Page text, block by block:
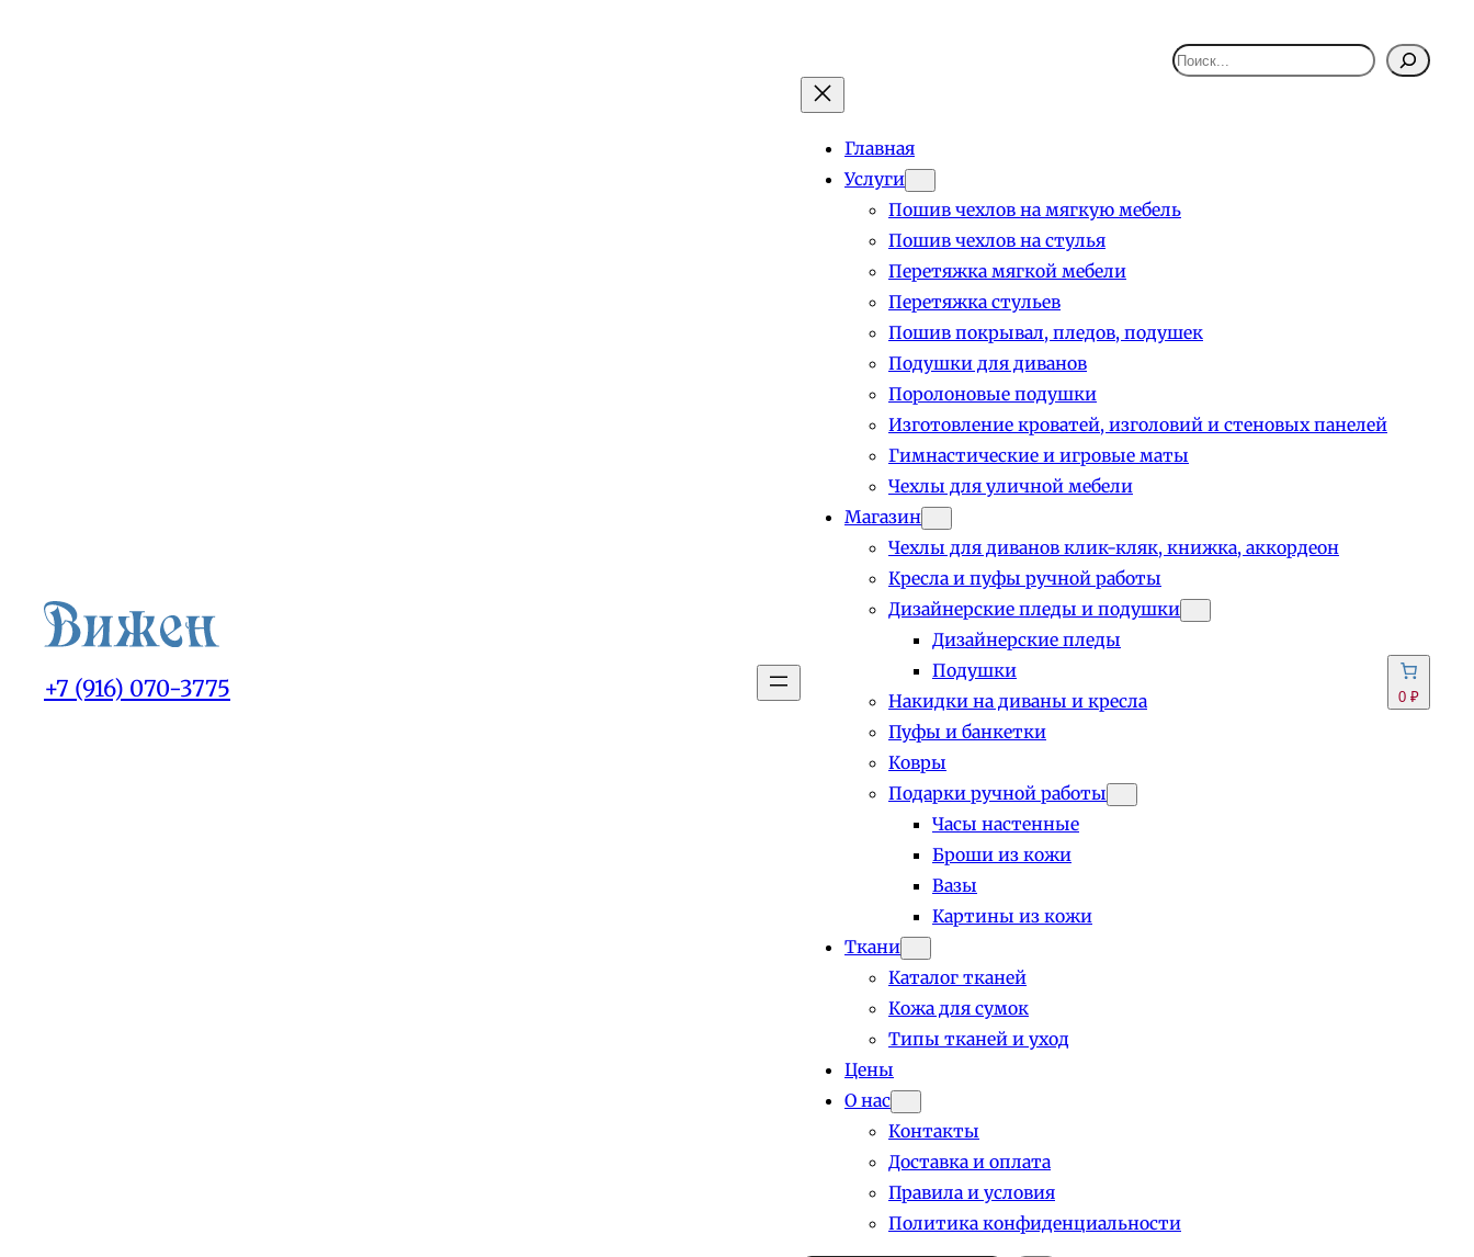
+7 (916) 070-3775
Поиск
Главная
Услуги
Пошив чехлов на мягкую мебель
Пошив чехлов на стулья
Перетяжка мягкой мебели
Перетяжка стульев
Пошив покрывал, пледов, подушек
Подушки для диванов
Поролоновые подушки
Изготовление кроватей, изголовий и стеновых панелей
Гимнастические и игровые маты
Чехлы для уличной мебели
Магазин
Чехлы для диванов клик-кляк, книжка, аккордеон
Кресла и пуфы ручной работы
Дизайнерские пледы и подушки
Дизайнерские пледы
Подушки
Накидки на диваны и кресла
Пуфы и банкетки
Ковры
Подарки ручной работы
Часы настенные
Броши из кожи
Вазы
Картины из кожи
Ткани
Каталог тканей
Кожа для сумок
Типы тканей и уход
Цены
О нас
Контакты
Доставка и оплата
Правила и условия
Политика конфиденциальности
0 ₽